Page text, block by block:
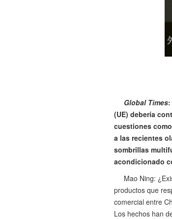
Global Times:
(UE) debería
cuestiones
a las recientes
sombrillas
acondicionado
Mao Ning:
productos que
comercial entre
Los hechos han